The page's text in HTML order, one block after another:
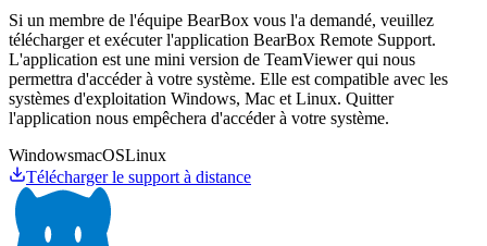
Si un membre de l'équipe BearBox vous l'a demandé, veuillez
télécharger et exécuter l'application BearBox Remote Support.
L'application est une mini version de TeamViewer qui nous
permettra d'accéder à votre système. Elle est compatible avec les
systèmes d'exploitation Windows, Mac et Linux. Quitter
l'application nous empêchera d'accéder à votre système.
WindowsmacOSLinux
Télécharger le support à distance